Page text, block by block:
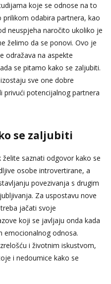
koje se odnose na to
odabira partnera, kao
neuspjeha naročito ukoliko je
želimo da se ponovi. Ovo je
odražava na aspekte
se pitamo kako se zaljubiti.
sve one dobre
potencijalnog partnera
se zaljubiti
saznati odgovor kako se
osobe introvertirane, a
povezivanja s drugim
Za uspostavu nove
jačati svoje
koji se javljaju onda kada
emocionalnog odnosa.
i životnim iskustvom,
i nedoumice kako se